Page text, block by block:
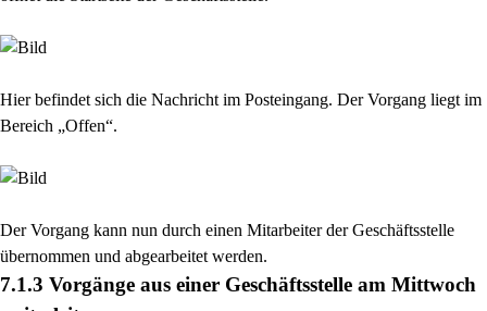
Hier befindet sich die Nachricht im Posteingang. Der Vorgang liegt im
Bereich „Offen“.
Der Vorgang kann nun durch einen Mitarbeiter der Geschäftsstelle
übernommen und abgearbeitet werden.
7.1.3 Vorgänge aus einer Geschäftsstelle am Mittwoch